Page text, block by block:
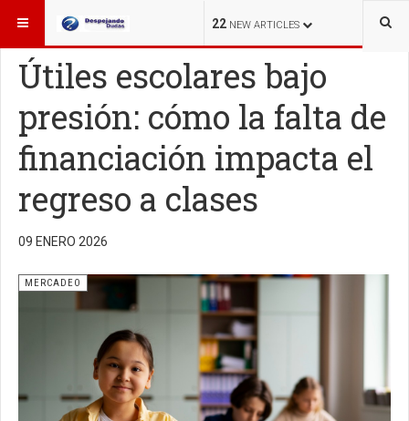
22 NEW ARTICLES
ESTÁ AQUÍ: MERCADEO
Útiles escolares bajo
presión: cómo la falta de
financiación impacta el
regreso a clases
09 ENERO 2026
MERCADEO